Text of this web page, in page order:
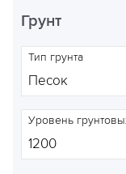
Грунт
Тип грунта
Уровень